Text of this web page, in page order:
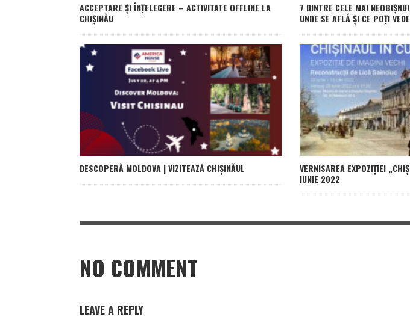
ACCEPTARE ȘI ÎNȚELEGERE – ACTIVITATE OFFLINE LA
CHIȘINĂU
7 DINTRE CELE MAI
UNDE SE AFLĂ ȘI CE POȚI
DESCOPERĂ MOLDOVA | VIZITEAZĂ CHIȘINĂUL
VERNISAREA EXPOZIȚIEI
IUNIE 2022
NO COMMENT
LEAVE A REPLY